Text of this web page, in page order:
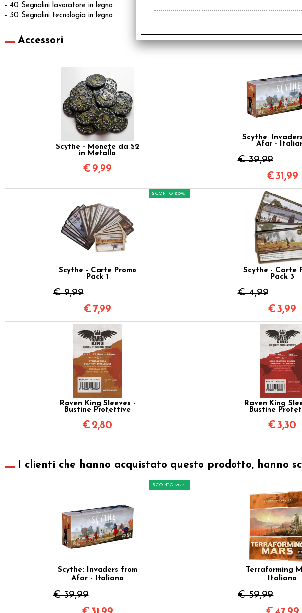
- 40 Segnalini lavoratore in legno
- 30 Segnalini tecnologia in legno
Accessori
Scythe - Monete da $2
in Metallo
€ 9,99
Scythe:
Afar -
€ 39,99
€31,99
Scythe - Carte Promo
Pack 1
€ 9,99
SCONTO 20%
€ 7,99
Scythe - Carte
Pack 3
€ 4,99
€3,99
Raven King Sleeves -
Bustine Protettive
Standard USA
€ 2,80
Raven King
Bustine
€3,30
I clienti che hanno acquistato questo prodotto, hanno
Scythe: Invaders from
Afar - Italiano
€ 39,99
SCONTO 20%
Terraforming
Italiano
€ 59,99